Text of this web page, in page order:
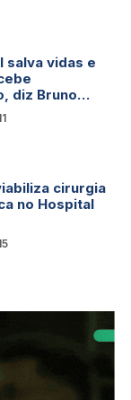
salva vidas e
diz Bruno
ao destacar
de Amor
cirurgia
no Hospital